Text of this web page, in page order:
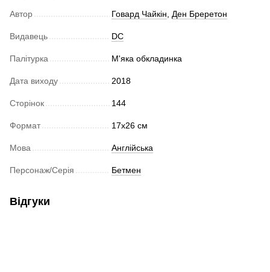
Автор Говард Чайкін, Ден Бреретон
Видавець DC
Палітурка М'яка обкладинка
Дата виходу 2018
Сторінок 144
Формат 17х26 см
Мова Англійська
Персонаж/Серія Бетмен
Відгуки